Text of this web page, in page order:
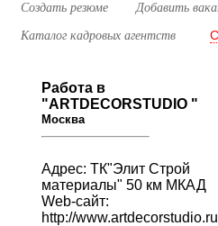
Создать резюме Добавить
Каталог кадровых агентств
Работа в
"ARTDECORSTUDIO "
Москва
Адрес: ТК"Элит Строй
материалы" 50 км МКАД
Web-сайт:
http://www.artdecorstudio.ru